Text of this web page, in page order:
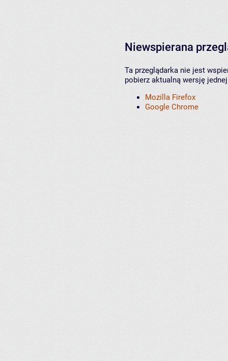
Niewspierana
Ta przeglądarka nie jest
pobierz aktualną wersję
Mozilla Firefox
Google Chrome